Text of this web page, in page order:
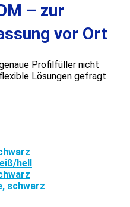
– zur
vor Ort
Profilfüller nicht
Lösungen gefragt
hell
schwarz